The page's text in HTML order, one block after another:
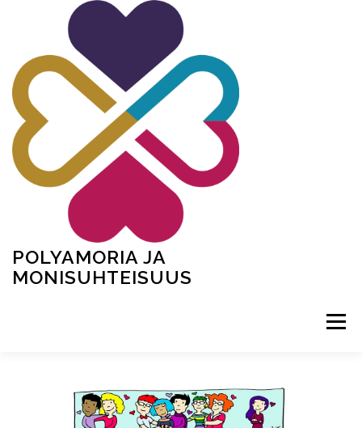
POLYAMORIA JA
MONISUHTEISUUS
Valikko